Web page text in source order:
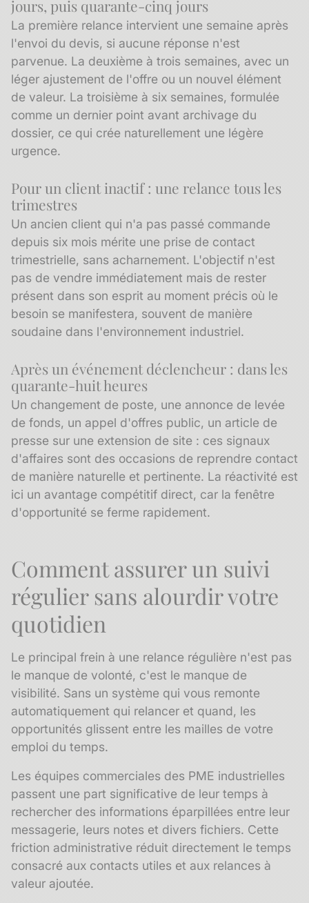
jours, puis quarante-cinq jours
La première relance intervient une semaine après
l'envoi du devis, si aucune réponse n'est
parvenue. La deuxième à trois semaines, avec un
léger ajustement de l'offre ou un nouvel élément
de valeur. La troisième à six semaines, formulée
comme un dernier point avant archivage du
dossier, ce qui crée naturellement une légère
urgence.
Pour un client inactif : une relance tous les
trimestres
Un ancien client qui n'a pas passé commande
depuis six mois mérite une prise de contact
trimestrielle, sans acharnement. L'objectif n'est
pas de vendre immédiatement mais de rester
présent dans son esprit au moment précis où le
besoin se manifestera, souvent de manière
soudaine dans l'environnement industriel.
Après un événement déclencheur : dans les
quarante-huit heures
Un changement de poste, une annonce de levée
de fonds, un appel d'offres public, un article de
presse sur une extension de site : ces signaux
d'affaires sont des occasions de reprendre contact
de manière naturelle et pertinente. La réactivité est
ici un avantage compétitif direct, car la fenêtre
d'opportunité se ferme rapidement.
Comment assurer un suivi
régulier sans alourdir votre
quotidien
Le principal frein à une relance régulière n'est pas
le manque de volonté, c'est le manque de
visibilité. Sans un système qui vous remonte
automatiquement qui relancer et quand, les
opportunités glissent entre les mailles de votre
emploi du temps.
Les équipes commerciales des PME industrielles
passent une part significative de leur temps à
rechercher des informations éparpillées entre leur
messagerie, leurs notes et divers fichiers. Cette
friction administrative réduit directement le temps
consacré aux contacts utiles et aux relances à
valeur ajoutée.